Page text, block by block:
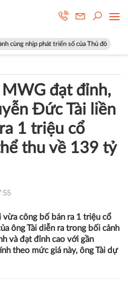
triển số của Thủ đô Góp ý sửa
đạt đỉnh,
Đức Tài liền
1 triệu cổ
thu về 139 tỷ
công bố bán ra 1 triệu cổ
ông Tài diễn ra trong bối cảnh
và đạt đỉnh cao với gần
theo mức giá này, ông Tài dự